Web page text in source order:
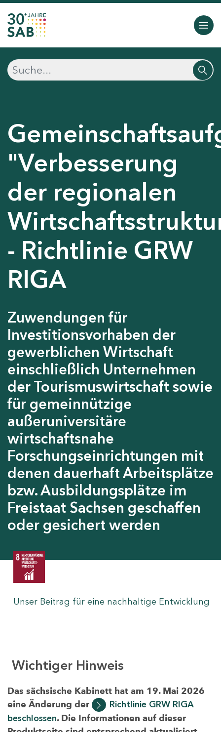
"Verbesserung
der regionalen
- Richtlinie GRW
RIGA
Zuwendungen für
Investitionsvorhaben der
gewerblichen Wirtschaft
einschließlich Unternehmen
der Tourismuswirtschaft sowie
für gemeinnützige
außeruniversitäre
wirtschaftsnahe
Forschungseinrichtungen mit
denen dauerhaft Arbeitsplätze
bzw. Ausbildungsplätze im
Freistaat Sachsen geschaffen
oder gesichert werden
Unser Beitrag für eine nachhaltige Entwicklung
Wichtiger Hinweis
Das sächsische Kabinett hat am 19. Mai 2026
eine Änderung der
Richtlinie GRW RIGA
beschlossen. Die Informationen auf dieser